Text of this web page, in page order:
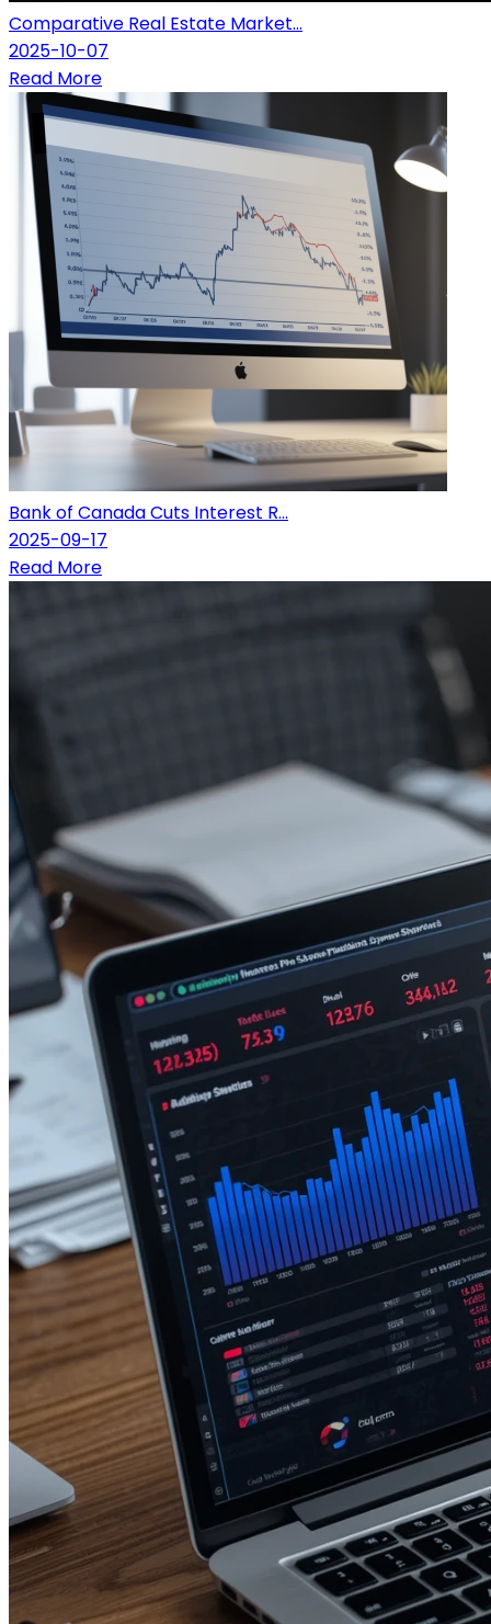
Comparative Real Estate Market...
2025-10-07
Read More
Bank of Canada Cuts Interest R...
2025-09-17
Read More